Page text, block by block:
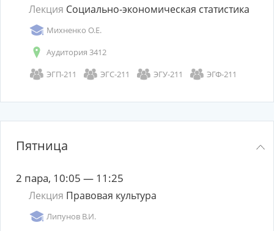
Лекция Социально-экономическая статистика
Михненко О.Е.
Аудитория 3412
ЭГП-211
ЭГС-211 ЭГУ-211 ЭГФ-211
Пятница
2 пара, 10:05 — 11:25
Лекция Правовая культура
Липунов В.И.